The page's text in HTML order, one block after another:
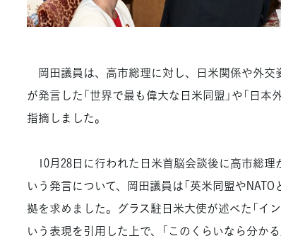
岡田議員は、高市総理に対し、日米関係や外
が発言した「世界で最も偉大な日米同盟」や「日
指摘しました。
10月28日に行われた日米首脳会談後に高市総理
いう発言について、岡田議員は「英米同盟や
拠を求めました。グラス駐日米大使が述べた「イ
いう表現を引用した上で、「このくらいなら分か